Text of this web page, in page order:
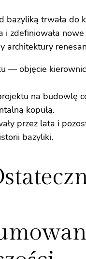
bazyliką trwała do
i zdefiniowała nowe
architektury
— objęcie
na budowlę
kopułą.
przez lata i
bazyliki.